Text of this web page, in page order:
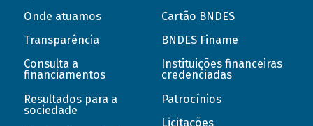
Onde atuamos
Transparência
Consulta a
financiamentos
Resultados para a
sociedade
Cartão BNDES
BNDES Finame
Instituições financeiras
credenciadas
Patrocínios
Licitações